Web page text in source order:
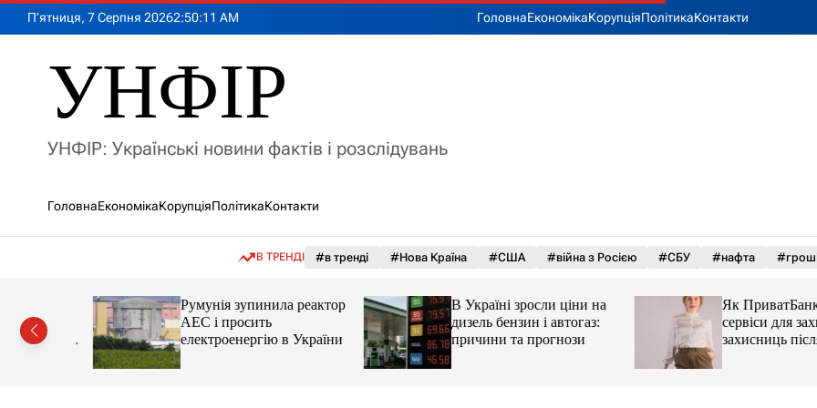
П’ятниця, 7 Серпня 20262:50:13 AM ГоловнаЕкономікаКорупціяПолітикаКонтакти
УНФІР
УНФІР: Українські новини фактів і розслідувань
ГоловнаЕкономікаКорупціяПолітикаКонтакти
В ТРЕНДІ #в тренді #Нова Країна #США #війна з Росією #СБУ #нафта
цін і
Румунія зупинила реактор
АЕС і просить
електроенергію в України
В Україні зросли ціни на
дизель бензин і автогаз:
причини та прогнози
Як ПриватБанк
сервіси для
захисниць після